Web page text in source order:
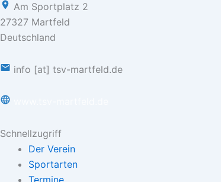
Am Sportplatz 2
27327 Martfeld
Deutschland
info [at] tsv-martfeld.de
Schnellzugriff
Der Verein
Sportarten
Termine